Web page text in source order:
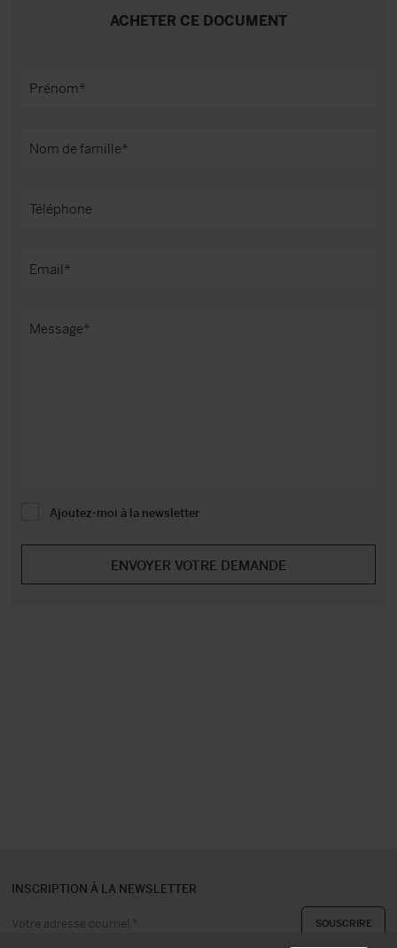
ACHETER CE DOCUMENT
Ajoutez-moi à la newsletter
INSCRIPTION À LA NEWSLETTER